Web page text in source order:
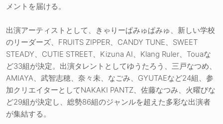
メントを届ける。
出演アーティストとして、きゃりーぱみゅぱみゅ、新しい学校
のリーダーズ、FRUITS ZIPPER、CANDY TUNE、SWEET
STEADY、CUTIE STREET、Kizuna AI、Klang Ruler、Touaな
ど33組が決定。出演タレントとしてゆうたろう、三戸なつめ、
AMIAYA、武智志穂、奈々未、なごみ、GYUTAEなど24組、参
加クリエイターとしてNAKAKI PANTZ、佐藤なつみ、火曜びな
ど29組が決定し、総勢86組のジャンルを超えた多彩な出演者
が集結する。